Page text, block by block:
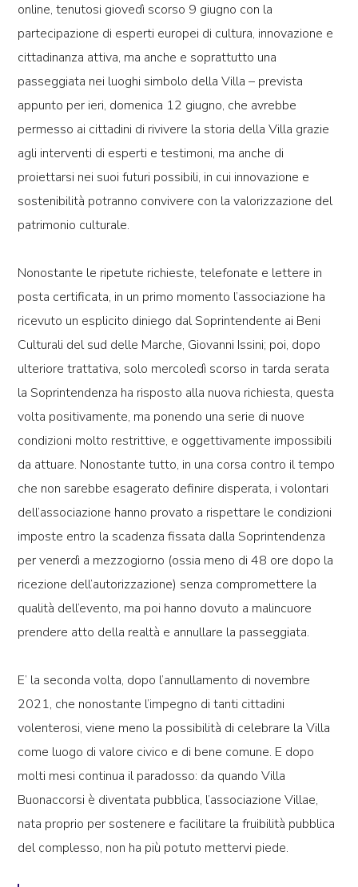
online, tenutosi giovedì scorso 9 giugno con la
partecipazione di esperti europei di cultura, innovazione e
cittadinanza attiva, ma anche e soprattutto una
passeggiata nei luoghi simbolo della Villa – prevista
appunto per ieri, domenica 12 giugno, che avrebbe
permesso ai cittadini di rivivere la storia della Villa grazie
agli interventi di esperti e testimoni, ma anche di
proiettarsi nei suoi futuri possibili, in cui innovazione e
sostenibilità potranno convivere con la valorizzazione del
patrimonio culturale.
Nonostante le ripetute richieste, telefonate e lettere in
posta certificata, in un primo momento l’associazione ha
ricevuto un esplicito diniego dal Soprintendente ai Beni
Culturali del sud delle Marche, Giovanni Issini; poi, dopo
ulteriore trattativa, solo mercoledì scorso in tarda serata
la Soprintendenza ha risposto alla nuova richiesta, questa
volta positivamente, ma ponendo una serie di nuove
condizioni molto restrittive, e oggettivamente impossibili
da attuare. Nonostante tutto, in una corsa contro il tempo
che non sarebbe esagerato definire disperata, i volontari
dell’associazione hanno provato a rispettare le condizioni
imposte entro la scadenza fissata dalla Soprintendenza
per venerdì a mezzogiorno (ossia meno di 48 ore dopo la
ricezione dell’autorizzazione) senza compromettere la
qualità dell’evento, ma poi hanno dovuto a malincuore
prendere atto della realtà e annullare la passeggiata.
E’ la seconda volta, dopo l’annullamento di novembre
2021, che nonostante l’impegno di tanti cittadini
volenterosi, viene meno la possibilità di celebrare la Villa
come luogo di valore civico e di bene comune. E dopo
molti mesi continua il paradosso: da quando Villa
Buonaccorsi è diventata pubblica, l’associazione Villae,
nata proprio per sostenere e facilitare la fruibilità pubblica
del complesso, non ha più potuto mettervi piede.